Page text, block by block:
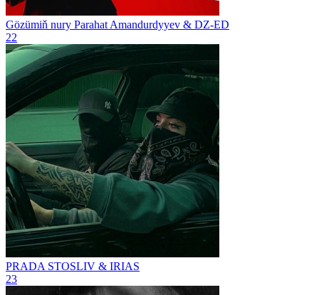
Gözümiň nury Parahat Amandurdyyev & DZ-ED
22
PRADA STOSLIV & IRIAS
23